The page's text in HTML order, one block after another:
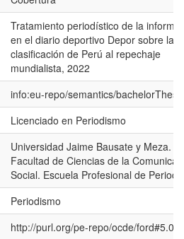
Tratamiento periodístico de la
en el diario deportivo Depor sobre la
clasificación de Perú al repechaje
mundialista, 2022
info:eu-repo/semantics/bachelorThesis
Licenciado en Periodismo
Universidad Jaime Bausate y Meza.
Facultad de Ciencias de la
Social. Escuela Profesional de
Periodismo
http://purl.org/pe-repo/ocde/